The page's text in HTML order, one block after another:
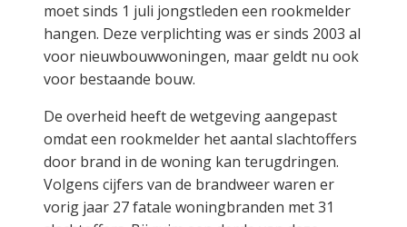
moet sinds 1 juli jongstleden een rookmelder
hangen. Deze verplichting was er sinds 2003 al
voor nieuwbouwwoningen, maar geldt nu ook
voor bestaande bouw.
De overheid heeft de wetgeving aangepast
omdat een rookmelder het aantal slachtoffers
door brand in de woning kan terugdringen.
Volgens cijfers van de brandweer waren er
vorig jaar 27 fatale woningbranden met 31